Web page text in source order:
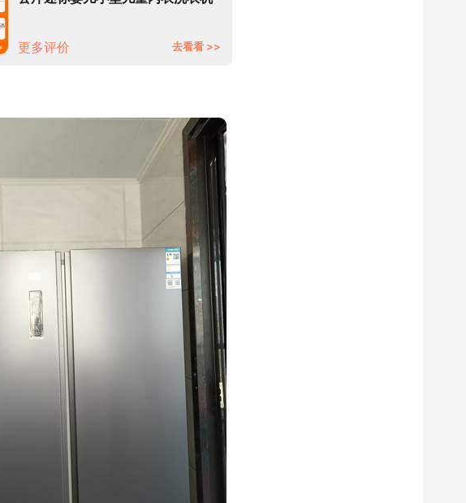
更多评价
去看看 >>